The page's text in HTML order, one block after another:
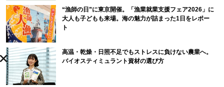
“漁師の日”に東京開催。「漁業就業支援フェア2026」に
大人も子どもも来場。海の魅力が詰まった1日をレポー
ト
高温・乾燥・日照不足でもストレスに負けない農業へ。
バイオスティミュラント資材の選び方